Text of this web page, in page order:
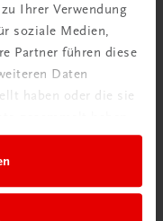
Ihrer Verwendung
soziale Medien,
Partner führen diese
Daten
haben oder die sie
und
für unsere